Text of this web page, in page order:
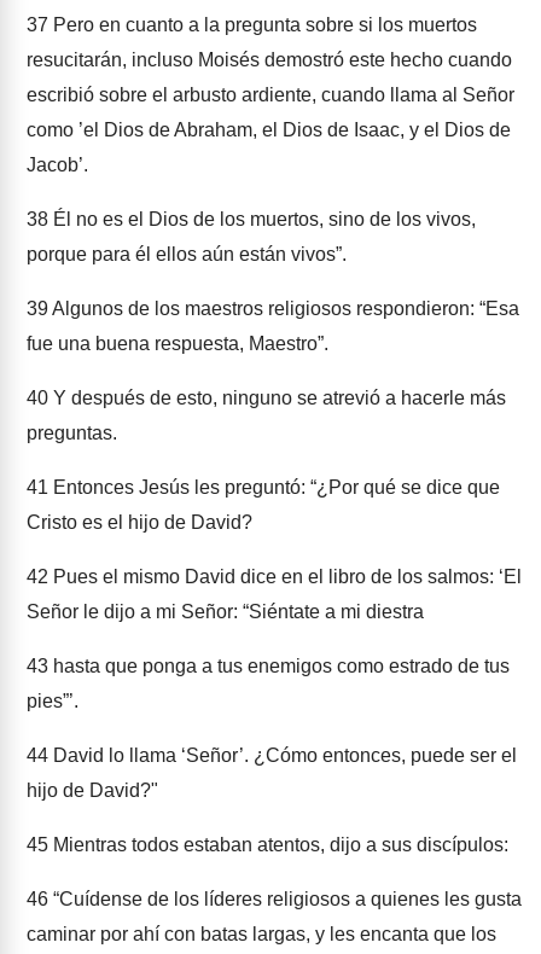
37 Pero en cuanto a la pregunta sobre si los muertos
resucitarán, incluso Moisés demostró este hecho cuando
escribió sobre el arbusto ardiente, cuando llama al Señor
como ’el Dios de Abraham, el Dios de Isaac, y el Dios de
Jacob’.
38 Él no es el Dios de los muertos, sino de los vivos,
porque para él ellos aún están vivos”.
39Algunos de los maestros religiosos respondieron: “Esa
fue una buena respuesta, Maestro”.
40 Y después de esto, ninguno se atrevió a hacerle más
preguntas.
41 Entonces Jesús les preguntó: “¿Por qué se dice que
Cristo es el hijo de David?
42 Pues el mismo David dice en el libro de los salmos: ‘El
Señor le dijo a mi Señor: “Siéntate a mi diestra
43 hasta que ponga a tus enemigos como estrado de tus
pies”’.
44 David lo llama ‘Señor’. ¿Cómo entonces, puede ser el
hijo de David?"
45 Mientras todos estaban atentos, dijo a sus discípulos:
46 “Cuídense de los líderes religiosos a quienes les gusta
caminar por ahí con batas largas, y les encanta que los